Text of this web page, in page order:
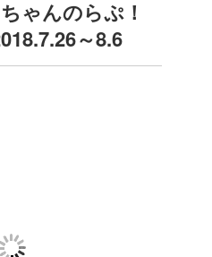
ゃんのらぷ！
～8.6